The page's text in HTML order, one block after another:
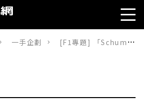
一手企劃 [F1專題] 「Schumacher二世」首試F1 !!